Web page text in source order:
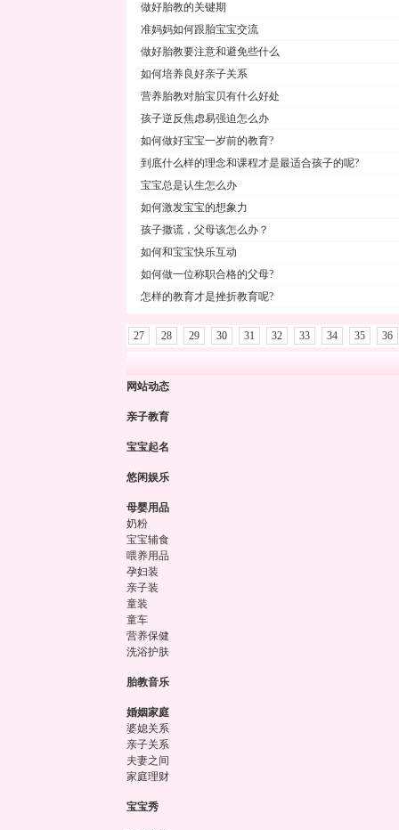
做好胎教的关键期
准妈妈如何跟胎宝宝交流
做好胎教要注意和避免些什么
如何培养良好亲子关系
营养胎教对胎宝贝有什么好处
孩子逆反焦虑易强迫怎么办
如何做好宝宝一岁前的教育?
到底什么样的理念和课程才是最适合孩子的呢?
宝宝总是认生怎么办
如何激发宝宝的想象力
孩子撒谎，父母该怎么办？
如何和宝宝快乐互动
如何做一位称职合格的父母?
怎样的教育才是挫折教育呢?
27 28 29 30 31 32 33 34 35 36
网站动态
亲子教育
宝宝起名
悠闲娱乐
母婴用品
奶粉
宝宝辅食
喂养用品
孕妇装
亲子装
童装
童车
营养保健
洗浴护肤
胎教音乐
婚姻家庭
婆媳关系
亲子关系
夫妻之间
家庭理财
宝宝秀